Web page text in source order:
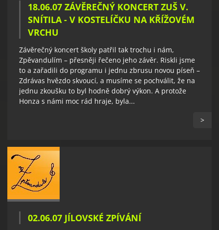
18.06.07 ZÁVĚREČNÝ KONCERT ZUŠ V.
SNÍTILA - V KOSTELÍČKU NA KŘÍŽOVÉM
VRCHU
Závěrečný koncert školy patřil tak trochu i nám,
Zpěvandulím – přesněji řečeno jeho závěr. Riskli jsme
to a zařadili do programu i jednu zbrusu novou píseň –
Zdrávas hvězdo skvoucí, a musíme se pochválit, že na
jednu zkoušku to byl hodně dobrý výkon. A protože
Honza s námi moc rád hraje, byla...
>
02.06.07 JÍLOVSKÉ ZPÍVÁNÍ